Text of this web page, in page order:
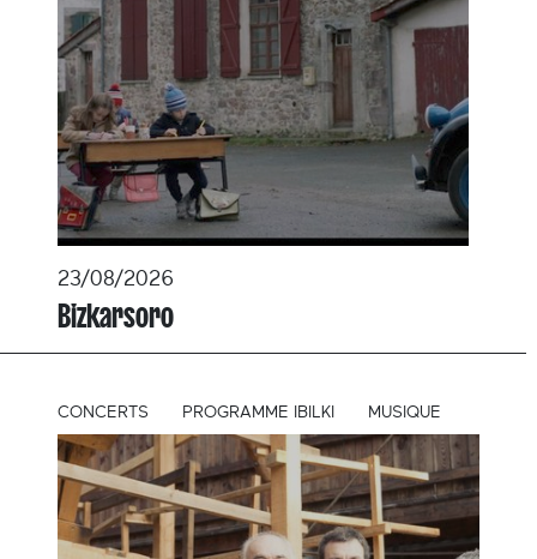
23/08/2026
Bizkarsoro
CONCERTS PROGRAMME IBILKI MUSIQUE